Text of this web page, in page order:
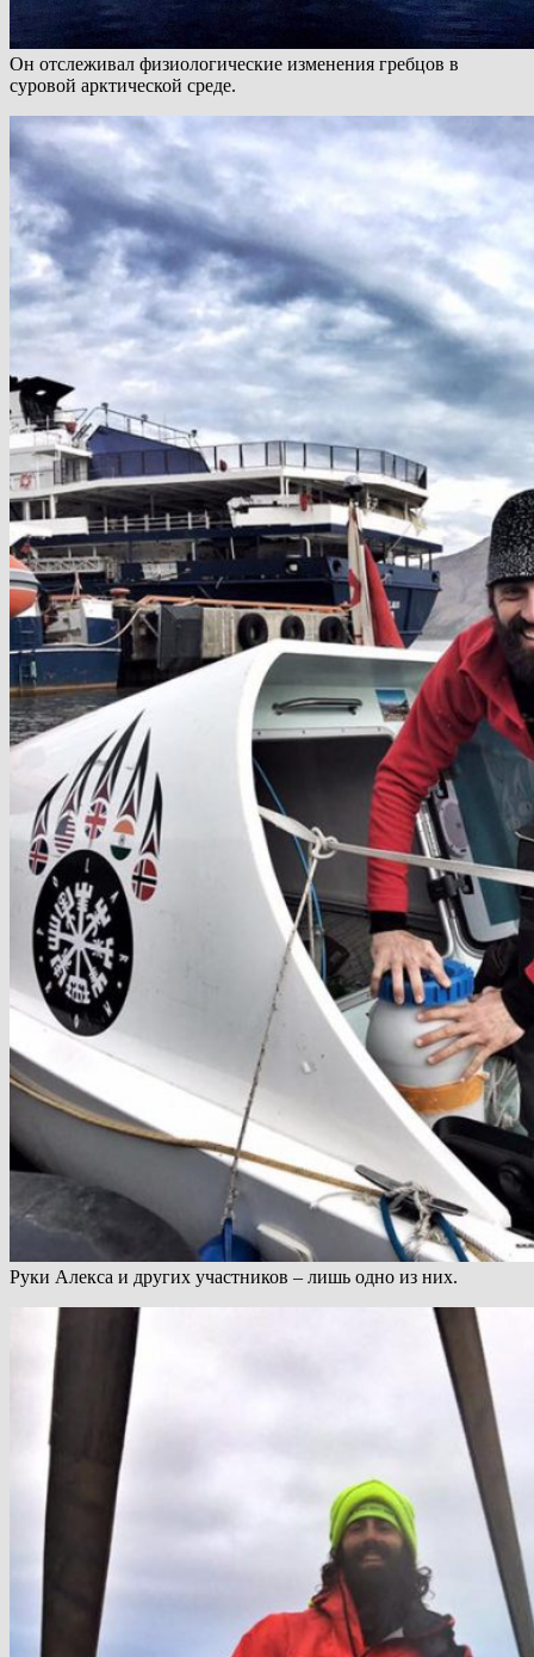
Он отслеживал физиологические изменения гребцов в
суровой арктической среде.
Руки Алекса и других участников – лишь одно из них.